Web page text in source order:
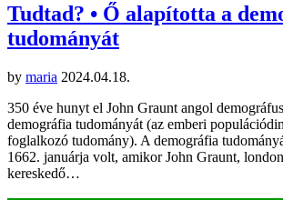
Tudtad? • Ő alapította a
tudományát
by maria 2024.04.18.
350 éve hunyt el John Graunt angol
demográfia tudományát (az emberi
foglalkozó tudomány). A demográfia
1662. januárja volt, amikor John Graunt,
kereskedő…